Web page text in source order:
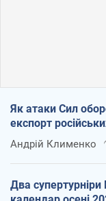
Як атаки Сил
експорт
Андрій Клименко
Два супертурніри